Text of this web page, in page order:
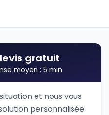
gratuit
moyen : 5 min
et nous vous
personnalisée.